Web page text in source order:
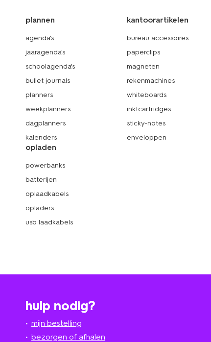
plannen
agenda's
jaaragenda's
schoolagenda's
bullet journals
planners
weekplanners
dagplanners
kalenders
kantoorartikelen
bureau accessoires
paperclips
magneten
rekenmachines
whiteboards
inktcartridges
sticky-notes
enveloppen
opladen
powerbanks
batterijen
oplaadkabels
opladers
usb laadkabels
hulp nodig?
mijn bestelling
bezorgen of afhalen